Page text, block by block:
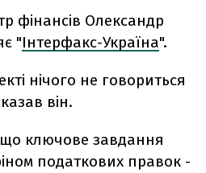
фінансів Олександр
"Інтерфакс-Україна".
нічого не говориться
він.
що ключове завдання
податкових правок -